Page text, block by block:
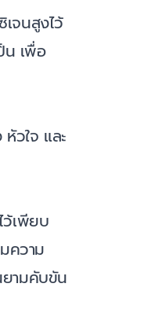
จนสูงไว้
น เพื่อ
วใจ และ
ว้เพียบ
ความ
ยามคับขัน